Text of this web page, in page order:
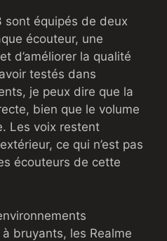
sont équipés de deux
écouteur, une
d’améliorer la qualité
testés dans
je peux dire que la
bien que le volume
Les voix restent
ce qui n’est pas
écouteurs de cette
bruyants, les Realme